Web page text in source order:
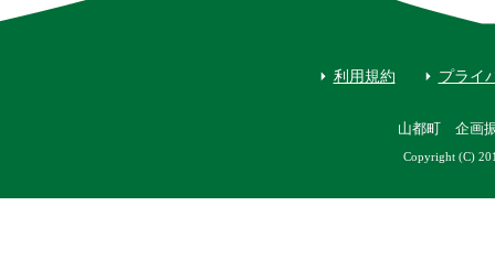
利用規約 プライ
山都町 企画
Copyright (C)